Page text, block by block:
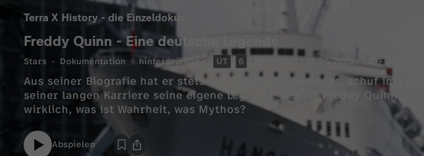
Terra X History - die Einzeldokus
Freddy Quinn - Eine deutsche Legende
Stars Dokumentation hintergründig UT 6 18.05.2025 ZDF
Aus seiner Biografie hat er stets ein Geheimnis gemacht, schuf im Laufe
seiner langen Karriere seine eigene Legende. Wer ist Freddy Quinn
wirklich, was ist Wahrheit, was Mythos?
Abspielen